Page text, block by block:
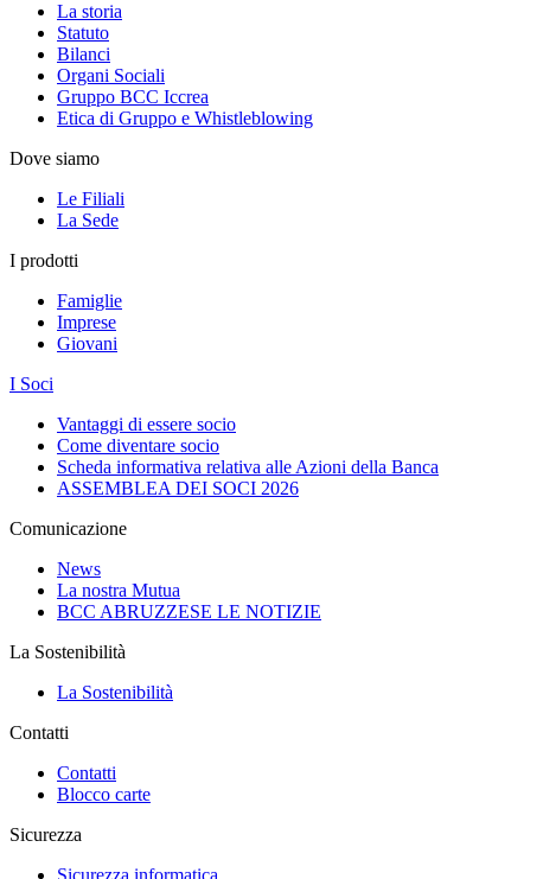
La storia
Statuto
Bilanci
Organi Sociali
Gruppo BCC Iccrea
Etica di Gruppo e Whistleblowing
Dove siamo
Le Filiali
La Sede
I prodotti
Famiglie
Imprese
Giovani
I Soci
Vantaggi di essere socio
Come diventare socio
Scheda informativa relativa alle Azioni della Banca
ASSEMBLEA DEI SOCI 2026
Comunicazione
News
La nostra Mutua
BCC ABRUZZESE LE NOTIZIE
La Sostenibilità
La Sostenibilità
Contatti
Contatti
Blocco carte
Sicurezza
Sicurezza informatica